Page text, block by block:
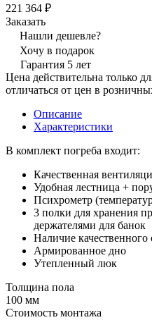
221 364 ₽
Заказать
Нашли дешевле?
Хочу в подарок
Гарантия 5 лет
Цена действительна только
отличаться от цен в
Описание
Характеристики
В комплект погреба входит:
Качественная
Удобная лестница +
Психрометр
3 полки для хранения
держателями для банок
Наличие качественного
Армированное дно
Утепленный люк
Толщина пола
100 мм
Стоимость монтажа